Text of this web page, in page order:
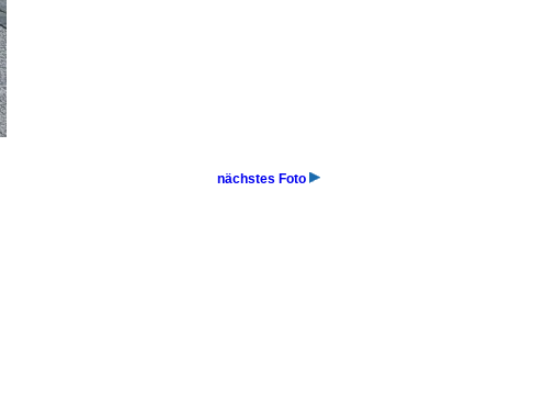
nächstes Foto